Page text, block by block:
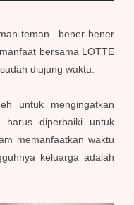
teman bener-bener
bersama LOTTE
diujung waktu.
untuk mengingatkan
diperbaiki untuk
memanfaatkan waktu
keluarga adalah